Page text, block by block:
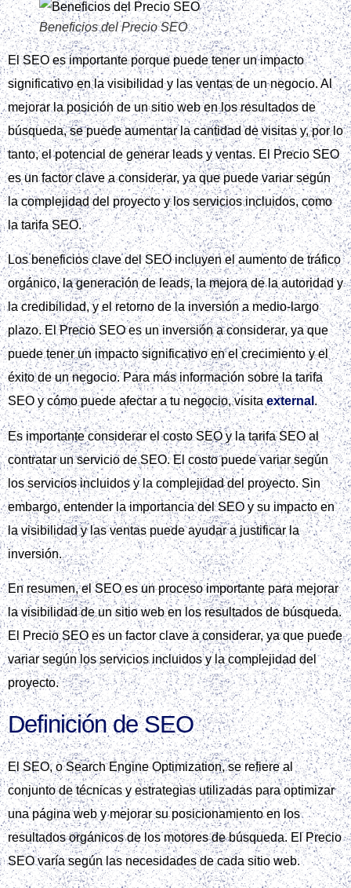
Beneficios del Precio SEO
El SEO es importante porque puede tener un impacto
significativo en la visibilidad y las ventas de un negocio. Al
mejorar la posición de un sitio web en los resultados de
búsqueda, se puede aumentar la cantidad de visitas y, por lo
tanto, el potencial de generar leads y ventas. El Precio SEO
es un factor clave a considerar, ya que puede variar según
la complejidad del proyecto y los servicios incluidos, como
la tarifa SEO.
Los beneficios clave del SEO incluyen el aumento de tráfico
orgánico, la generación de leads, la mejora de la autoridad y
la credibilidad, y el retorno de la inversión a medio-largo
plazo. El Precio SEO es un inversión a considerar, ya que
puede tener un impacto significativo en el crecimiento y el
éxito de un negocio. Para más información sobre la tarifa
SEO y cómo puede afectar a tu negocio, visitaexternal .
Es importante considerar el costo SEO y la tarifa SEO al
contratar un servicio de SEO. El costo puede variar según
los servicios incluidos y la complejidad del proyecto. Sin
embargo, entender la importancia del SEO y su impacto en
la visibilidad y las ventas puede ayudar a justificar la
inversión.
En resumen, el SEO es un proceso importante para mejorar
la visibilidad de un sitio web en los resultados de búsqueda.
El Precio SEO es un factor clave a considerar, ya que puede
variar según los servicios incluidos y la complejidad del
proyecto.
Definición de SEO
El SEO, o Search Engine Optimization, se refiere al
conjunto de técnicas y estrategias utilizadas para optimizar
una página web y mejorar su posicionamiento en los
resultados orgánicos de los motores de búsqueda. El Precio
SEO varía según las necesidades de cada sitio web.